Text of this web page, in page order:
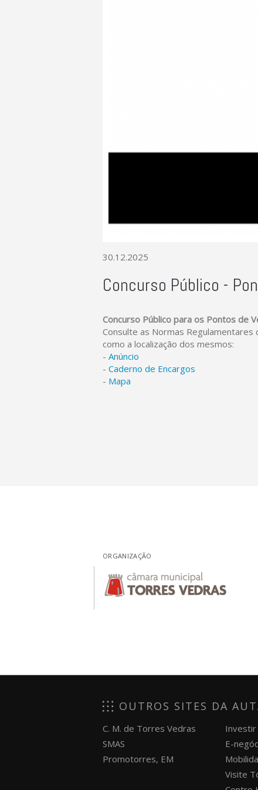
30.12.2025
Concurso Público -
Concurso Público para os Pontos de
Consulte as Normas
como a localização dos mesmos:
- Anúncio
- Caderno de Encargos
- Mapa
ORGANIZAÇÃO
OUTROS SITES DA
C. M. de Torres Vedras
SMAS
Promotorres, EM
E-
Visite